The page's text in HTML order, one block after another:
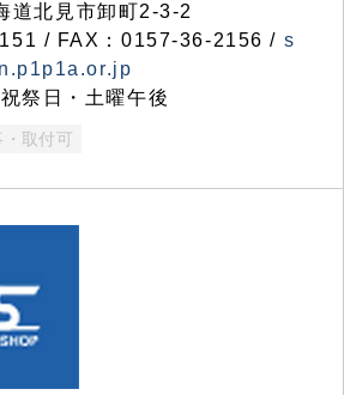
北見市卸町2-3-2
/ FAX：0157-36-2156 / s
祭日・土曜午後
・取付可